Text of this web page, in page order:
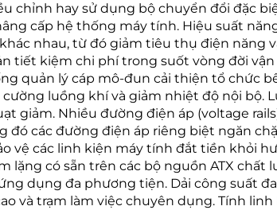
chỉnh hay sử dụng bộ chuyển đổi đặc
cấp hệ thống máy tính. Hiệu suất
nhau, từ đó giảm tiêu thụ điện năng
tiết kiệm chi phí trong suốt vòng đời
quản lý cáp mô-đun cải thiện tổ
luồng khí và giảm nhiệt độ nội bộ.
giảm. Nhiều đường điện áp (voltage
đó các đường điện áp riêng biệt ngăn
vệ các linh kiện máy tính đắt tiền khỏi
lặng có sẵn trên các bộ nguồn ATX
dụng đa phương tiện. Dải công suất
và trạm làm việc chuyên dụng. Tính